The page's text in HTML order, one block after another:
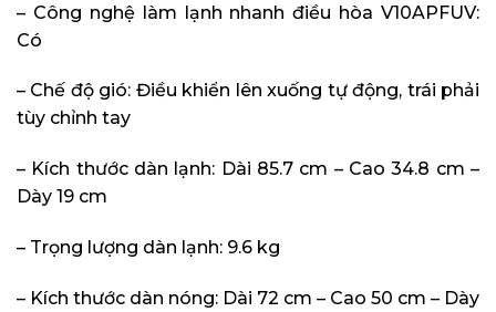
– Công nghệ làm lạnh nhanh điều hòa V10APFUV:
Có
– Chế độ gió: Điều khiển lên xuống tự động, trái phải
tùy chỉnh tay
– Kích thước dàn lạnh: Dài 85.7 cm – Cao 34.8 cm –
Dày 19 cm
– Trọng lượng dàn lạnh: 9.6 kg
– Kích thước dàn nóng: Dài 72 cm – Cao 50 cm – Dày